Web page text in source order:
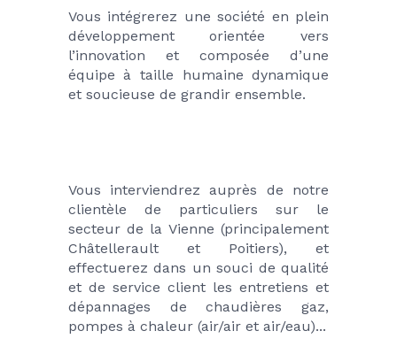
Vous intégrerez une société en plein
développement orientée vers
l’innovation et composée d’une
équipe à taille humaine dynamique
et soucieuse de grandir ensemble.
Vous interviendrez auprès de notre
clientèle de particuliers sur le
secteur de la Vienne (principalement
Châtellerault et Poitiers), et
effectuerez dans un souci de qualité
et de service client les entretiens et
dépannages de chaudières gaz,
pompes à chaleur (air/air et air/eau)...